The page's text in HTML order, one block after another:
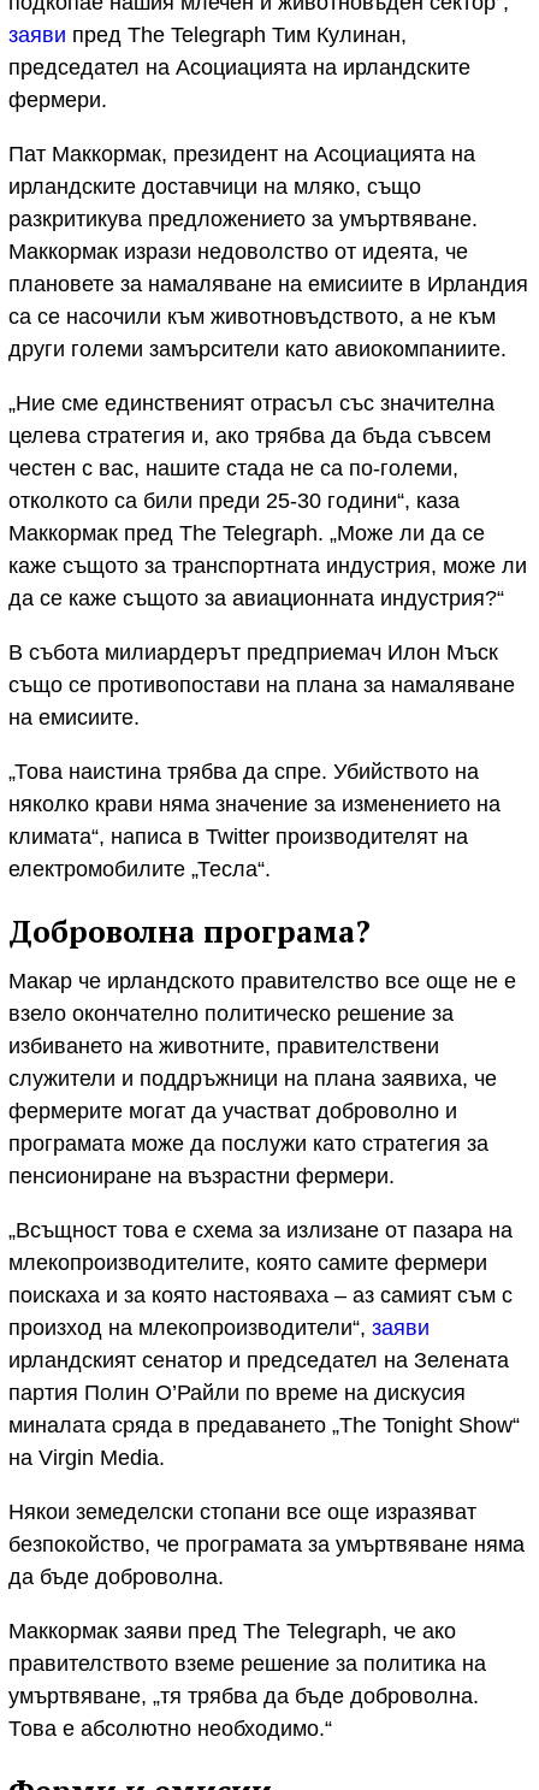
заяви пред The Telegraph Тим Кулинан,
председател на Асоциацията на ирландските
фермери.
Пат Маккормак, президент на Асоциацията на
ирландските доставчици на мляко, също
разкритикува предложението за умъртвяване.
Маккормак изрази недоволство от идеята, че
плановете за намаляване на емисиите в Ирландия
са се насочили към животновъдството, а не към
други големи замърсители като авиокомпаниите.
„Ние сме единственият отрасъл със значителна
целева стратегия и, ако трябва да бъда съвсем
честен с вас, нашите стада не са по-големи,
отколкото са били преди 25-30 години“, каза
Маккормак пред The Telegraph. „Може ли да се
каже същото за транспортната индустрия, може ли
да се каже същото за авиационната индустрия?“
В събота милиардерът предприемач Илон Мъск
също се противопостави на плана за намаляване
на емисиите.
„Това наистина трябва да спре. Убийството на
няколко крави няма значение за изменението на
климата“, написа в Twitter производителят на
електромобилите „Тесла“.
Доброволна програма?
Макар че ирландското правителство все още не е
взело окончателно политическо решение за
избиването на животните, правителствени
служители и поддръжници на плана заявиха, че
фермерите могат да участват доброволно и
програмата може да послужи като стратегия за
пенсиониране на възрастни фермери.
„Всъщност това е схема за излизане от пазара на
млекопроизводителите, която самите фермери
поискаха и за която настояваха – аз самият съм с
произход на млекопроизводители“, заяви
ирландският сенатор и председател на Зелената
партия Полин О’Райли по време на дискусия
миналата сряда в предаването „The Tonight Show“
на Virgin Media.
Някои земеделски стопани все още изразяват
безпокойство, че програмата за умъртвяване няма
да бъде доброволна.
Маккормак заяви пред The Telegraph, че ако
правителството вземе решение за политика на
умъртвяване, „тя трябва да бъде доброволна.
Това е абсолютно необходимо.“